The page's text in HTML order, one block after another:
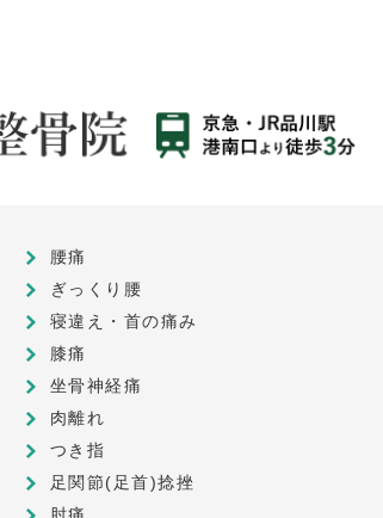
腰痛
ぎっくり腰
寝違え・首の痛み
膝痛
坐骨神経痛
肉離れ
つき指
足関節(足首)捻挫